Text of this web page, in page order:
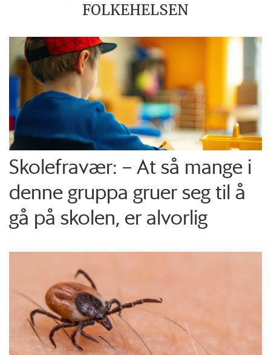
FOLKEHELSEN
Skolefravær: – At så mange i
denne gruppa gruer seg til å
gå på skolen, er alvorlig